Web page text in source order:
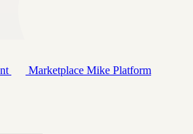
Marketplace Mike Platform